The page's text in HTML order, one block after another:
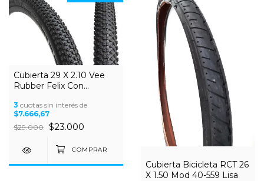
Cubierta 29 X 2.10 Vee
Rubber Felix Con
3 cuotas sin interés de
$7.666,67
$29.000 $23.000
Cubierta Bicicleta RCT 26
X 1.50 Mod 40-559 Lisa